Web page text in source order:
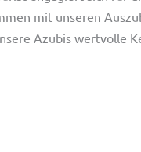
mit unseren
Azubis wertvolle